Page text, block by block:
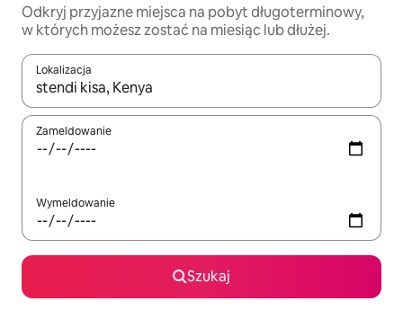
Odkryj przyjazne miejsca na pobyt długoterminowy,
w których możesz zostać na miesiąc lub dłużej.
Lokalizacja
Gdy wyniki będą dostępne, możesz poruszać się po nich za
Zameldowanie
Wymeldowanie
Szukaj